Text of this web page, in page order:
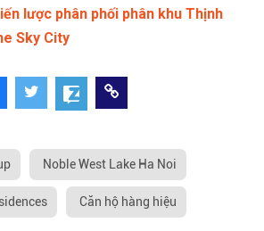
lược phân phối phân khu Thịnh
Sky City
Noble West Lake Ha Noi
Căn hộ hàng hiệu